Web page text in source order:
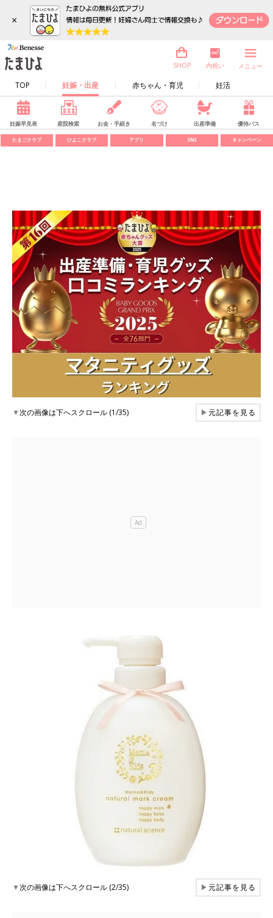
×
TOP 妊娠・出産 赤ちゃん・育児 妊活
SHOP 内祝い メニュー
妊娠早見表 産院検索 お金・手続き 名づけ 出産準備 優待パス
たまごクラブ ひよこクラブ アプリ SNS キャンペーン
▼次の画像は下へスクロール (1/35) ▶元記事を見る
▼次の画像は下へスクロール (2/35) ▶元記事を見る